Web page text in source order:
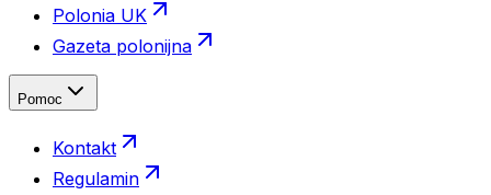
Polonia UK
Gazeta polonijna
Pomoc
Kontakt
Regulamin